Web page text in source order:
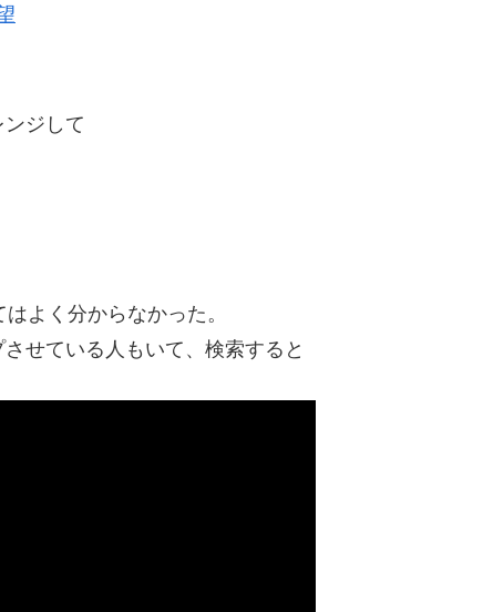
ジして
よく分からなかった。
せている人もいて、検索すると